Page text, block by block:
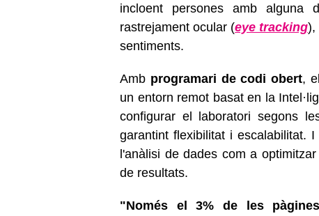
incloent persones amb alguna
rastrejament ocular (eye tracking),
sentiments.
Amb programari de codi obert,
un entorn remot basat en la
configurar el laboratori segons
garantint flexibilitat i escalabilitat.
l'anàlisi de dades com a
de resultats.
"Només el 3% de les